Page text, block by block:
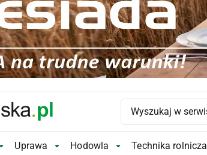
Aktualności Submenu
Uprawa Uprawa Submenu
Hodowla Hodowla Submenu
Technika rolnicza